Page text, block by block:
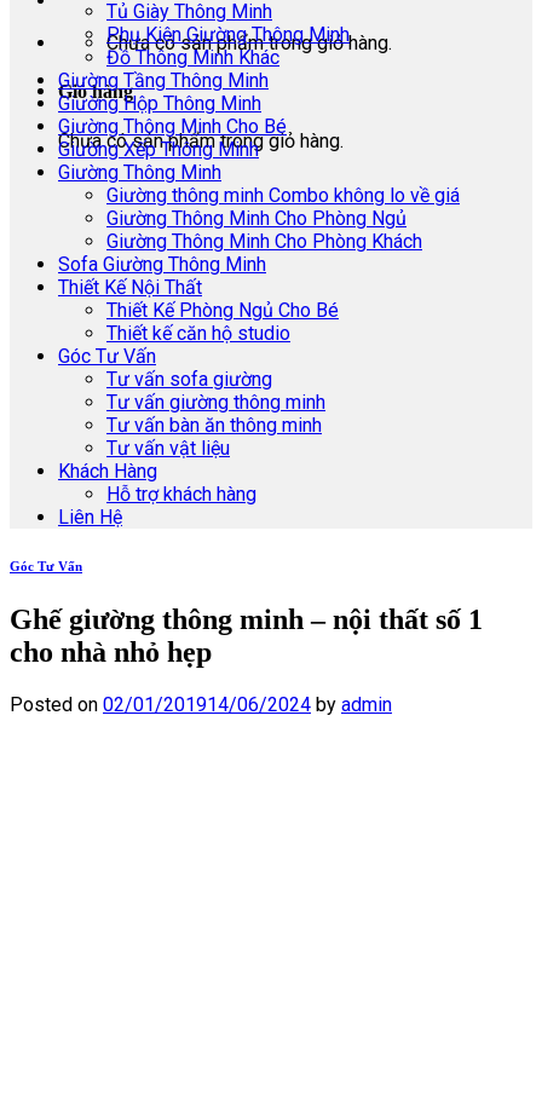
Chưa có sản phẩm trong giỏ hàng.
Giỏ hàng
Chưa có sản phẩm trong giỏ hàng.
Tủ Giày Thông Minh
Phụ Kiện Giường Thông Minh
Đồ Thông Minh Khác
Giường Tầng Thông Minh
Giường Hộp Thông Minh
Giường Thông Minh Cho Bé
Giường Xếp Thông Minh
Giường Thông Minh
Giường thông minh Combo không lo về giá
Giường Thông Minh Cho Phòng Ngủ
Giường Thông Minh Cho Phòng Khách
Sofa Giường Thông Minh
Thiết Kế Nội Thất
Thiết Kế Phòng Ngủ Cho Bé
Thiết kế căn hộ studio
Góc Tư Vấn
Tư vấn sofa giường
Tư vấn giường thông minh
Tư vấn bàn ăn thông minh
Tư vấn vật liệu
Khách Hàng
Hỗ trợ khách hàng
Liên Hệ
Góc Tư Vấn
Ghế giường thông minh – nội thất số 1
cho nhà nhỏ hẹp
Posted on 02/01/201914/06/2024 by admin